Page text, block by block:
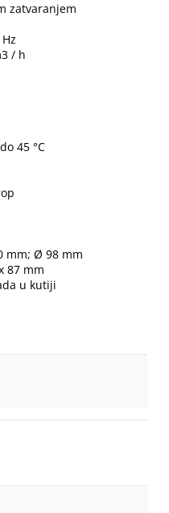
zatvaranjem
/ h
45 °C
mm; Ø 98 mm
87 mm
u kutiji